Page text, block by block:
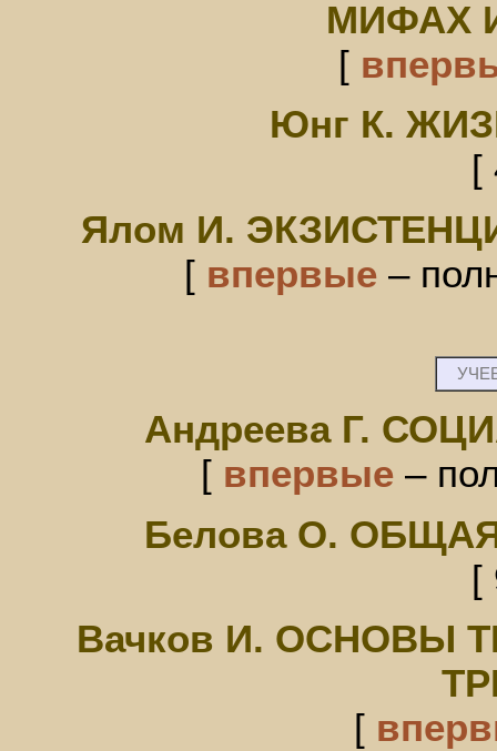
МИФАХ
[
Юнг К.
[
Ялом И.
[ впервые –
Андреева Г.
[ впервые–
Белова О.
[
Вачков И. ОСНОВЫ
[